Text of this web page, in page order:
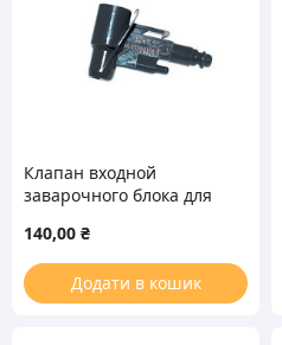
Клапан входной
заварочного блока для
Saeco 9161.064.150
140,00 ₴
Додати в кошик